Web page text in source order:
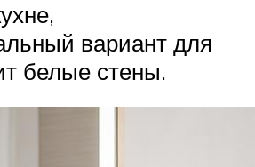
вариант для
белые стены.